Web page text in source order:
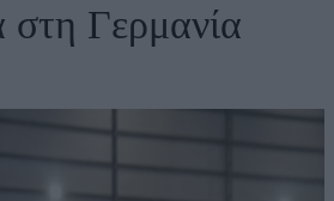
στη Γερμανία